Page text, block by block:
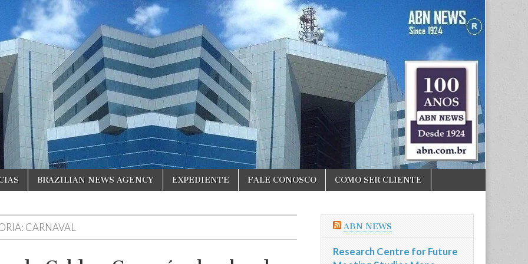
BRAZILIAN NEWS AGENCY EXPEDIENTE FALE CONOSCO COMO SER CLIENTE
CARNAVAL ABN NEWS
Research Centre for Future